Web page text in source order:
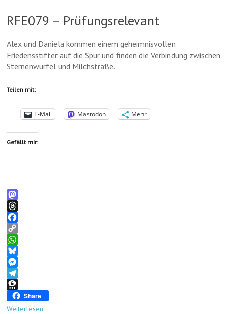
e
a
m
RFE079 – Prüfungsrelevant
Alex und Daniela kommen einem geheimnisvollen
Friedensstifter auf die Spur und finden die Verbindung zwischen
Sternenwürfel und Milchstraße.
Teilen mit:
E-Mail Mastodon Mehr
Gefällt mir:
M
a
s
t
o
d
o
n
T
h
r
e
a
d
s
F
a
c
e
b
o
k
C
o
p
y
L
n
W
h
a
t
A
B
l
u
s
M
e
s
T
l
h
Share
Weiterlesen